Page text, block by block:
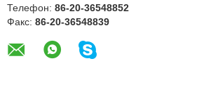
Телефон: 86-20-36548852
Факс: 86-20-36548839